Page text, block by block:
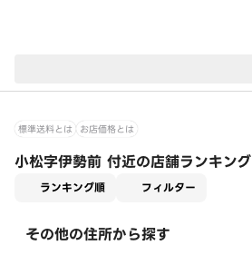
標準送料とは お店価格とは
小松字伊勢前 付近の店舗ランキング
ランキング順 フィルター
その他の住所から探す